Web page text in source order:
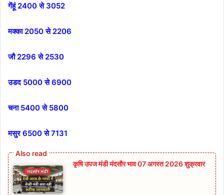
गेंहूं 2400 से 3052
मक्का 2050 से 2206
जौ 2296 से 2530
उडद 5000 से 6900
चना 5400 से 5800
मसुर 6500 से 7131
कृषि उपज मंडी मंदसौर भाव 07 अगस्त 2026 शुक्रवार